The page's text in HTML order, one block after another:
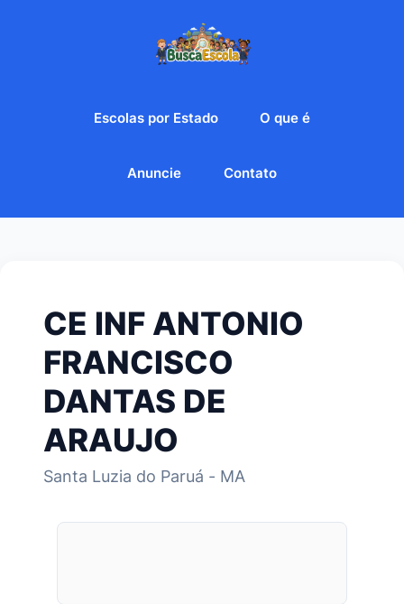
Escolas por Estado O que é
Anuncie Contato
CE INF ANTONIO
FRANCISCO
DANTAS DE
ARAUJO
Santa Luzia do Paruá - MA